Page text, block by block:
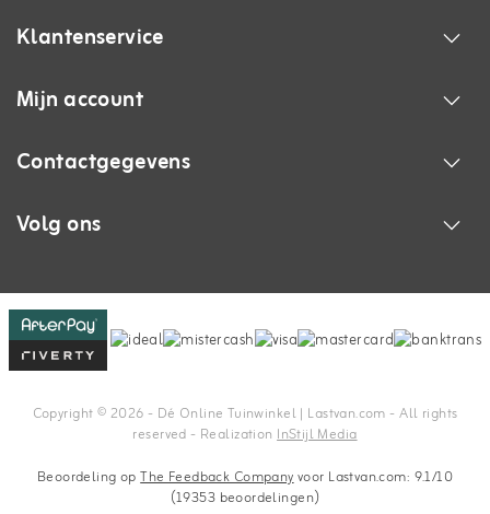
Klantenservice
Mijn account
Contactgegevens
Volg ons
Copyright © 2026 - Dé Online Tuinwinkel | Lastvan.com‎ - All rights
reserved - RealizationInStijl Media
Beoordeling opThe Feedback Companyvoor Lastvan.com: 9.1/10
(19353 beoordelingen)